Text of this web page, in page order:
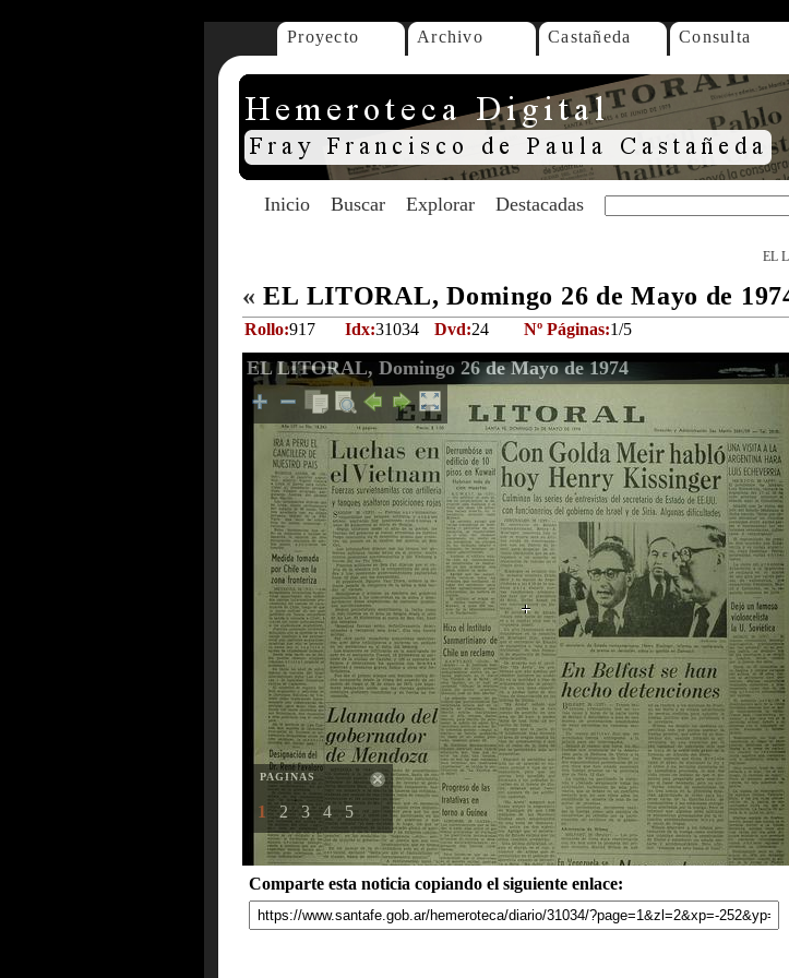
Proyecto Archivo Castañeda Consulta
Inicio Buscar Explorar Destacadas
EL
« EL LITORAL, Domingo 26 de Mayo de
Rollo:917 Idx:31034 Dvd:24 Nº Páginas:1/5
EL LITORAL, Domingo 26 de Mayo de 1974
PAGINAS
1 2 3 4 5
Comparte esta noticia copiando el siguiente enlace: